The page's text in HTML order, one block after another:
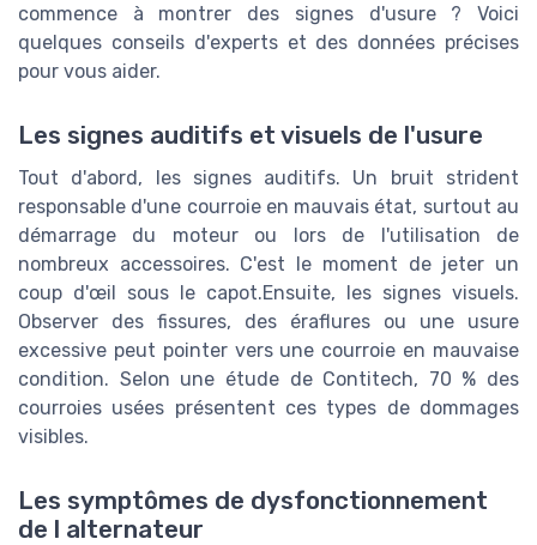
commence à montrer des signes d'usure ? Voici
quelques conseils d'experts et des données précises
pour vous aider.
Les signes auditifs et visuels de l'usure
Tout d'abord, les signes auditifs. Un bruit strident
responsable d'une courroie en mauvais état, surtout au
démarrage du moteur ou lors de l'utilisation de
nombreux accessoires. C'est le moment de jeter un
coup d'œil sous le capot.Ensuite, les signes visuels.
Observer des fissures, des éraflures ou une usure
excessive peut pointer vers une courroie en mauvaise
condition. Selon une étude de Contitech, 70 % des
courroies usées présentent ces types de dommages
visibles.
Les symptômes de dysfonctionnement
de l alternateur